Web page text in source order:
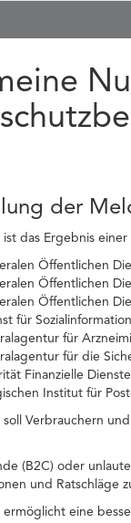
der
das Ergebnis einer
Öffentlichen
Öffentlichen
Öffentlichen
für
für
für die
Finanzielle
Institut für
soll Verbrauchern
(B2C) oder
und Ratschläge
ermöglicht eine